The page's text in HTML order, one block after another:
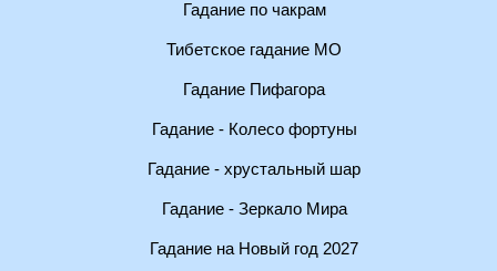
Гадание по чакрам
Тибетское гадание МО
Гадание Пифагора
Гадание - Колесо фортуны
Гадание - хрустальный шар
Гадание - Зеркало Мира
Гадание на Новый год 2027